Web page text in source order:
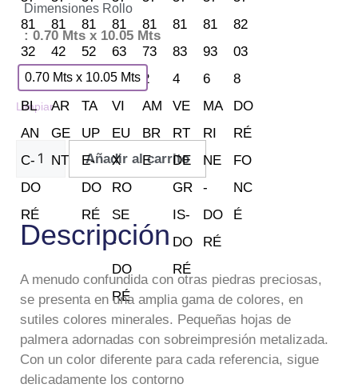
Dimensiones Rollo
: 0.70 Mts x 10.05 Mts
0.70 Mts x 10.05 Mts
Limpiar
Añadir al carrito
Descripción
A menudo confundida con otras piedras preciosas,
se presenta en una amplia gama de colores, en
sutiles colores minerales. Pequeñas hojas de
palmera adornadas con sobreimpresión metalizada.
Con un color diferente para cada referencia, sigue
delicadamente los contorno